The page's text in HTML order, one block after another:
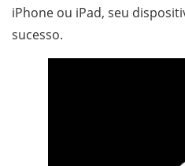
iPhone ou iPad, seu
sucesso.